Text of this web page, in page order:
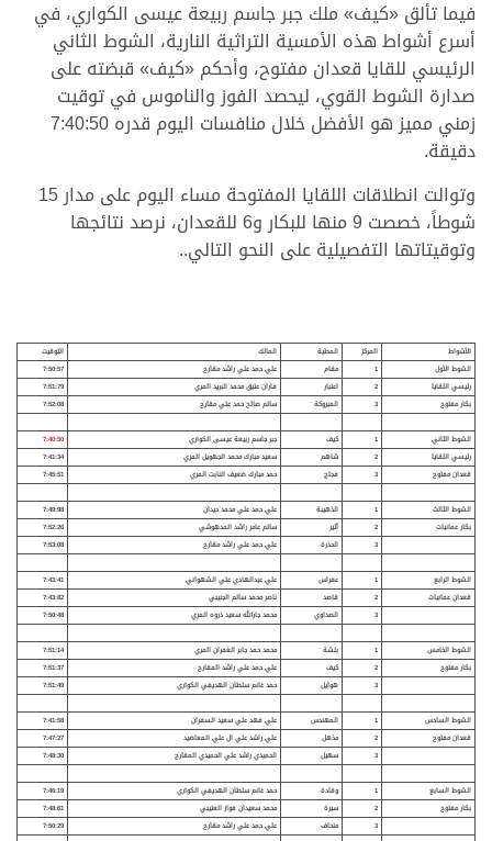
فيما تألق «كيف» ملك جبر جاسم ربيعة عيسى الكواري، في
أسرع أشواط هذه الأمسية التراثية النارية، الشوط الثاني
الرئيسي للقايا قعدان مفتوح، وأحكم «كيف» قبضته على
صدارة الشوط القوي، ليحصد الفوز والناموس في توقيت
زمني مميز هو الأفضل خلال منافسات اليوم قدره 7:40:50
دقيقة.
وتوالت انطلاقات اللقايا المفتوحة مساء اليوم على مدار 15
شوطاً، خصصت 9 منها للبكار و6 للقعدان، نرصد نتائجها
وتوقيتاتها التفصيلية على النحو التالي..
الأشواط المركز المطية المالك
التوقيت
الشوط الأول
1 مقام علي حمد علي راشد مقارح
7:50:57
رئيسي اللقايا
2 اعتبار فاران عتيق محمد البريد المري
7:51:79
بكار مفتوح
3 المبروكة سالم صالح حمد علي مقارح 7:52:08
الشوط الثاني 1 كيف جبر جاسم ربيعة عيسى الكواري
7:40:50
رئيسي اللقايا
2 شاهم سعيد مبارك محمد الجهويل المري
7:41:34
قعدان مفتوح
3 فجاج حمد مبارك ضعيف النابت المري 7:45:51
الشوط الثالث 1 الذهيبة علي حمد علي محمد حيدان
7:49:98
بكار عمانيات
2 أثير سالم عامر راشد المدهوشي
7:52:26
3
الحذرة علي حمد علي راشد مقارح 7:53:08
الشوط الرابع 1 عفراس علي عبدالهادي علي الشهواني
7:43:41
قعدان عمانيات
2 قاصد ناصر محمد سالم الجنيبي
7:43:82
3
الصداوي محمد جارالله سعيد ذروه المري 7:50:48
الشوط الخامس 1 بلشة محمد حمد جابر الغفران المري
7:51:14
بكار مفتوح
2 كيف علي حمد علي راشد المقارح
7:51:37
3
هوايل حمد غانم سلطان الهديفي الكواري 7:51:49
الشوط السادس 1 المهندس علي فهد علي سعيد السفران
7:41:58
قعدانمفتوح 2 مذهل علي راشد علي ال علي المعاضيد
7:47:27
3
سهيل الحميدي راشد علي الحميدي المقارح 7:48:30
الشوط السابع 1 وقادة حمد غانم سلطان الهديفي الكواري
7:46:19
بكار مفتوح
2 سيرة محمد سعيدان فواز العتيبي
7:48:61
3
منحاف علي حمد علي راشد مقارح 7:50:29